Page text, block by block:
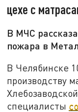
цехе с
В МЧС
пожара в
В Челябинске
производству
специалисты